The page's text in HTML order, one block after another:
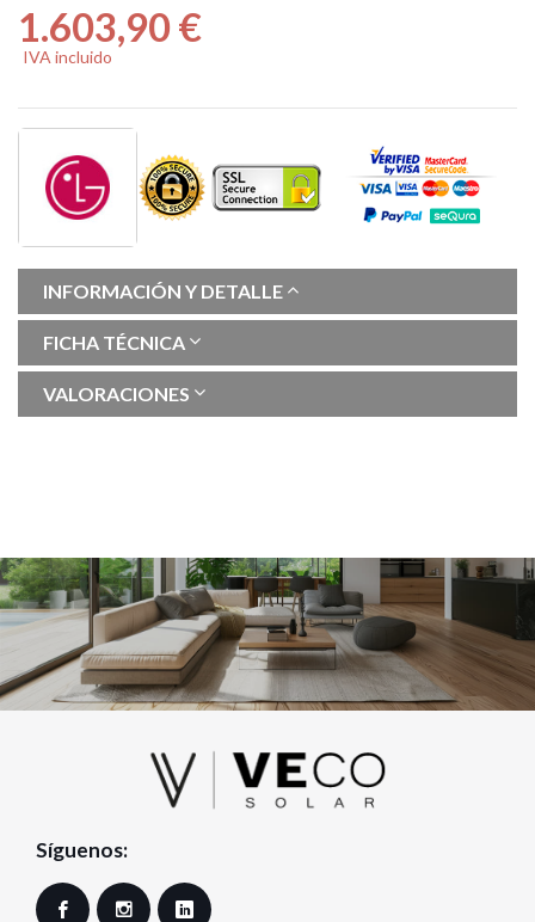
1.603,90 €
IVA incluido
INFORMACIÓN Y DETALLE
FICHA TÉCNICA
VALORACIONES
Síguenos:
Facebook Instagram